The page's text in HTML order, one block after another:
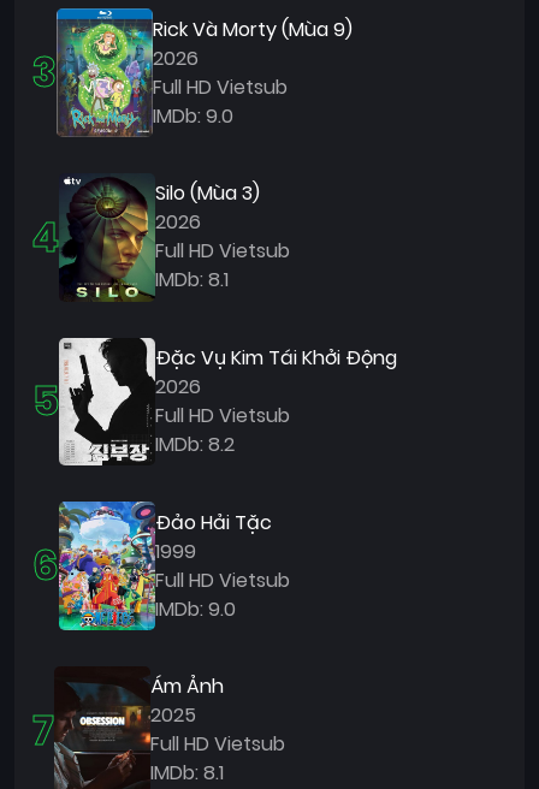
Gia
Blog
sưu
3
Rick Và Morty (Mùa 9)
2026
Full HD Vietsub
IMDb: 9.0
4
Silo (Mùa 3)
2026
Full HD Vietsub
IMDb: 8.1
5
Đặc Vụ Kim Tái Khởi Động
2026
Full HD Vietsub
IMDb: 8.2
6
Đảo Hải Tặc
1999
Full HD Vietsub
IMDb: 9.0
7
Ám Ảnh
2025
Full HD Vietsub
IMDb: 8.1